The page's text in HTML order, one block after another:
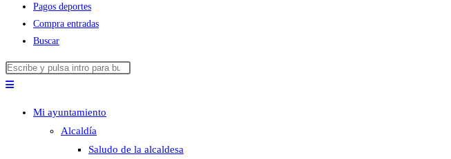
Pagos deportes
Compra entradas
Buscar
Buscar
en
panel
Mi ayuntamiento
Alcaldía
Saludo de la alcaldesa